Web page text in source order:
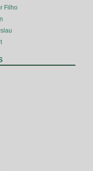
Filho